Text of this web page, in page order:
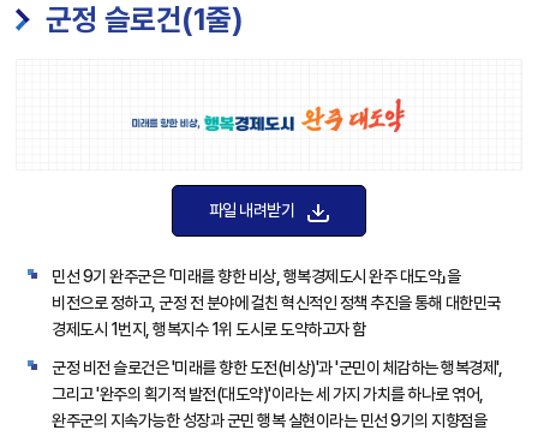
군정 슬로건(1줄)
파일 내려받기
민선 9기 완주군은 「미래를 향한 비상, 행복경제도시 완주 대도약」을
비전으로 정하고, 군정 전 분야에 걸친 혁신적인 정책 추진을 통해 대한민국
경제도시 1번지, 행복지수 1위 도시로 도약하고자 함
군정 비전 슬로건은 '미래를 향한 도전(비상)'과 '군민이 체감하는 행복경제',
그리고 '완주의 획기적 발전(대도약)'이라는 세 가지 가치를 하나로 엮어,
완주군의 지속가능한 성장과 군민 행복 실현이라는 민선 9기의 지향점을